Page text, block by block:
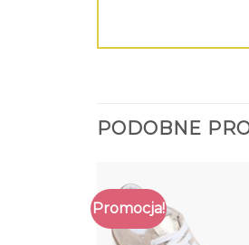
PODOBNE
Promocja!